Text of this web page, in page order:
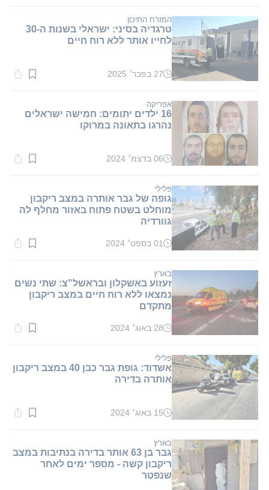
דקות.
המזרח התיכון
טרגדיה בסיני: ישראלי בשנות ה-30
לחייו אותר ללא רוח חיים
זמן
דקות.
27 בפבר׳ 2025
אפריקה
16 ילדים יתומים: חמישה ישראלים
נהרגו בתאונה במרוקו
זמן
דקות.
06 בדצמ׳ 2024
פלילי
גופה של גבר אותרה במצב ריקבון
מוחלט בשטח פתוח באזור מחלף לה
גוורדיה
זמן
דקות.
01 בספט׳ 2024
בארץ
זעזוע באשקלון ובראשל"צ: שתי נשים
נמצאו ללא רוח חיים במצב ריקבון
מתקדם
זמן
דקות.
28 באוג׳ 2024
פלילי
אשדוד: גופת גבר כבן 40 במצב ריקבון
אותרה בדירה
זמן
דקות.
15 באוג׳ 2024
בארץ
גבר בן 63 אותר בדירה בנתיבות במצב
ריקבון קשה - מספר ימים לאחר
שנפטר